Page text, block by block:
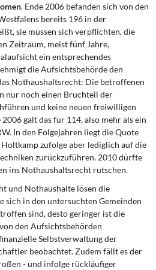
. Ende 2006 befanden sich von den
bereits 196 in der
sie müssen sich verpflichten, die
Zeitraum, meist fünf Jahre,
ein entsprechendes
die Aufsichtsbehörde den
Nothaushaltsrecht: Die betroffenen
nur noch einen Bruchteil der
und keine neuen freiwilligen
galt das für 114, also mehr als ein
In den Folgejahren liegt die Quote
zufolge aber lediglich auf die
zurückzuführen. 2010 dürfte
ins Nothaushaltsrecht rutschen.
und Nothaushalte lösen die
sich in den untersuchten Gemeinden
sind, desto geringer ist die
den Aufsichtsbehörden
Selbstverwaltung der
beobachtet. Zudem fällt es der
- und infolge rückläufiger